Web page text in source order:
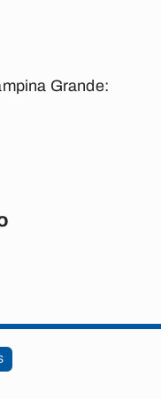
Grande: